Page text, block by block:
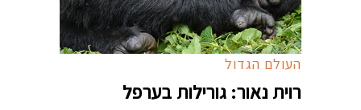
העולם הגדול
רוית נאור: גורילות בערפל